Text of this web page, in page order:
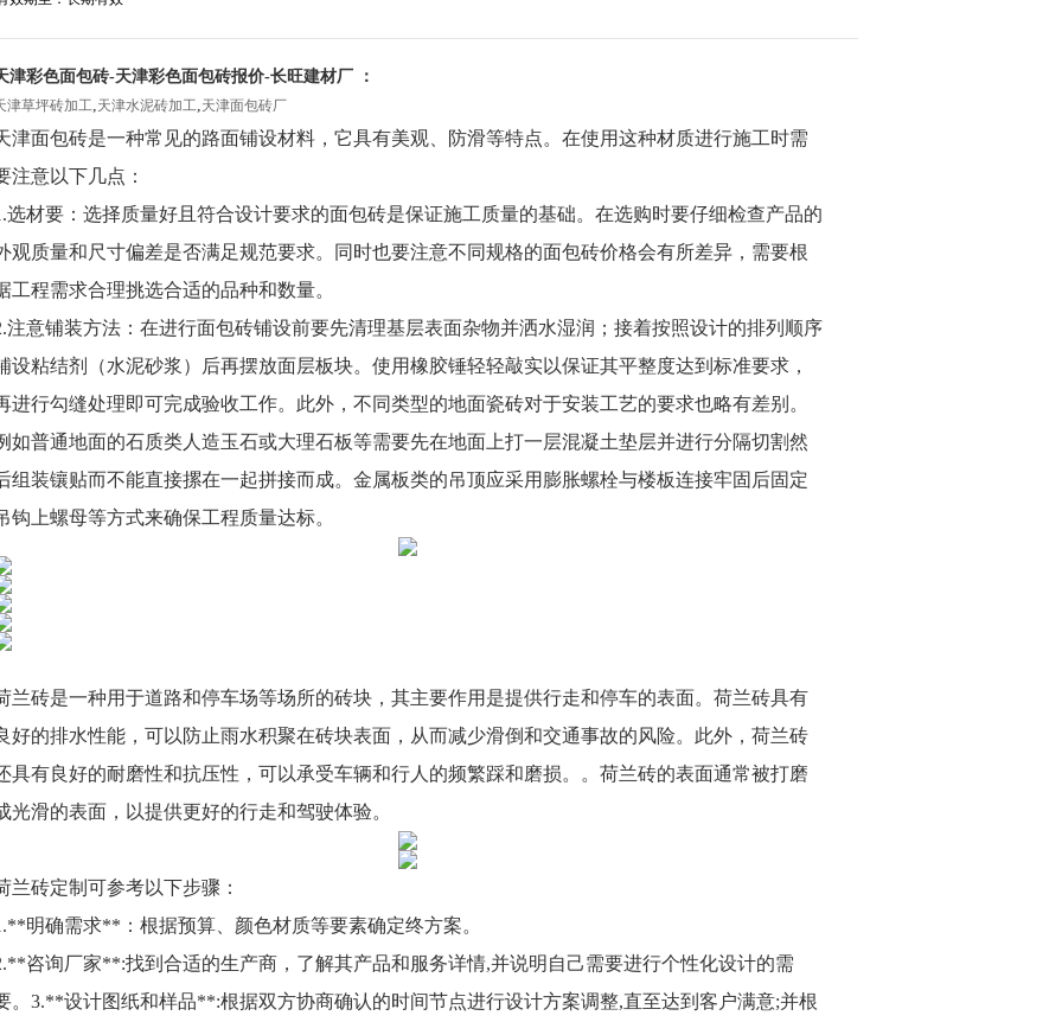
津彩色面包砖-天津彩色面包砖报价-长旺建材厂 ：
津草坪砖加工,天津水泥砖加工,天津面包砖厂
津面包砖是一种常见的路面铺设材料，它具有美观、防滑等特点。在使用这种材质进行施工时需
注意以下几点：
选材要：选择质量好且符合设计要求的面包砖是保证施工质量的基础。在选购时要仔细检查产品的
观质量和尺寸偏差是否满足规范要求。同时也要注意不同规格的面包砖价格会有所差异，需要根
工程需求合理挑选合适的品种和数量。
注意铺装方法：在进行面包砖铺设前要先清理基层表面杂物并洒水湿润；接着按照设计的排列顺序
设粘结剂（水泥砂浆）后再摆放面层板块。使用橡胶锤轻轻敲实以保证其平整度达到标准要求，
进行勾缝处理即可完成验收工作。此外，不同类型的地面瓷砖对于安装工艺的要求也略有差别。
如普通地面的石质类人造玉石或大理石板等需要先在地面上打一层混凝土垫层并进行分隔切割然
组装镶贴而不能直接摞在一起拼接而成。金属板类的吊顶应采用膨胀螺栓与楼板连接牢固后固定
钩上螺母等方式来确保工程质量达标。
兰砖是一种用于道路和停车场等场所的砖块，其主要作用是提供行走和停车的表面。荷兰砖具有
好的排水性能，可以防止雨水积聚在砖块表面，从而减少滑倒和交通事故的风险。此外，荷兰砖
具有良好的耐磨性和抗压性，可以承受车辆和行人的频繁踩和磨损。。荷兰砖的表面通常被打磨
光滑的表面，以提供更好的行走和驾驶体验。
兰砖定制可参考以下步骤：
明确需求**：根据预算、颜色材质等要素确定终方案。
咨询厂家**:找到合适的生产商，了解其产品和服务详情,并说明自己需要进行个性化设计的需
。3.**设计图纸和样品**:根据双方协商确认的时间节点进行设计方案调整,直至达到客户满意;并根